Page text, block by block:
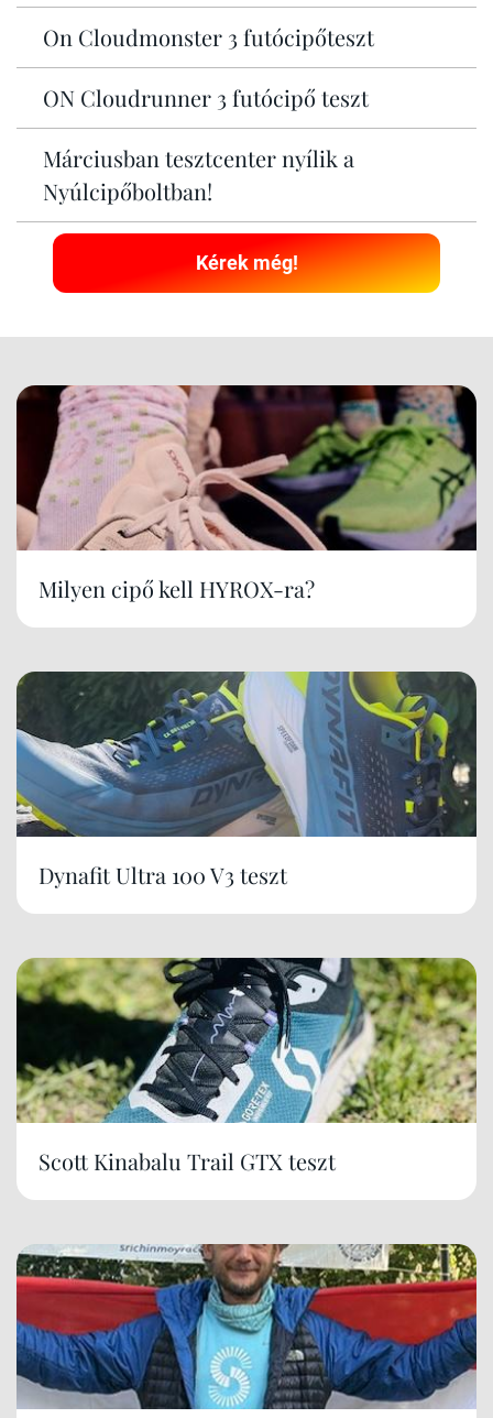
On Cloudmonster 3 futócipőteszt
ON Cloudrunner 3 futócipő teszt
Márciusban tesztcenter nyílik a
Nyúlcipőboltban!
Kérek még!
Milyen cipő kell HYROX-ra?
Dynafit Ultra 100 V3 teszt
Scott Kinabalu Trail GTX teszt